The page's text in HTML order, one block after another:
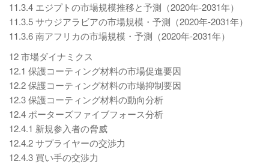
11.3.4 エジプトの市場規模推移と予測（2020年-2031年）
11.3.5 サウジアラビアの市場規模・予測（2020年-2031年）
11.3.6 南アフリカの市場規模・予測（2020年-2031年）
12 市場ダイナミクス
12.1 保護コーティング材料の市場促進要因
12.2 保護コーティング材料の市場抑制要因
12.3 保護コーティング材料の動向分析
12.4 ポーターズファイブフォース分析
12.4.1 新規参入者の脅威
12.4.2 サプライヤーの交渉力
12.4.3 買い手の交渉力